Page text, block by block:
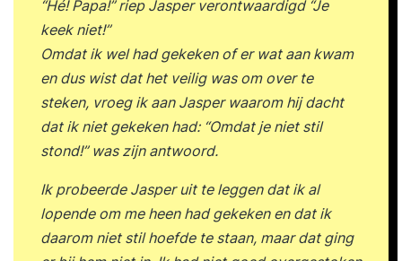
“Hé! Papa!” riep Jasper verontwaardigd “Je
keek niet!”
Omdat ik wel had gekeken of er wat aan kwam
en dus wist dat het veilig was om over te
steken, vroeg ik aan Jasper waarom hij dacht
dat ik niet gekeken had: “Omdat je niet stil
stond!” was zijn antwoord.
Ik probeerde Jasper uit te leggen dat ik al
lopende om me heen had gekeken en dat ik
daarom niet stil hoefde te staan, maar dat ging